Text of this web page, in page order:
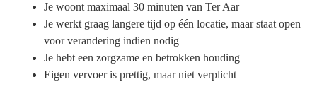
Je woont maximaal 30 minuten van Ter Aar
Je werkt graag langere tijd op één locatie, maar staat open
voor verandering indien nodig
Je hebt een zorgzame en betrokken houding
Eigen vervoer is prettig, maar niet verplicht